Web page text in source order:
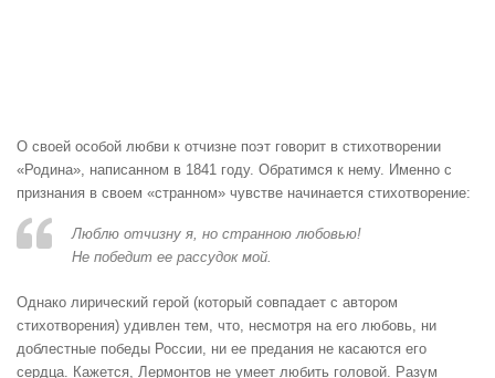
О своей особой любви к отчизне поэт говорит в стихотворении
«Родина», написанном в 1841 году. Обратимся к нему. Именно с
признания в своем «странном» чувстве начинается стихотворение:
Люблю отчизну я, но странною любовью!
Не победит ее рассудок мой.
Однако лирический герой (который совпадает с автором
стихотворения) удивлен тем, что, несмотря на его любовь, ни
доблестные победы России, ни ее предания не касаются его
сердца. Кажется, Лермонтов не умеет любить головой. Разум